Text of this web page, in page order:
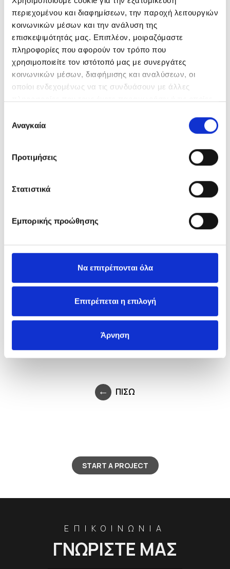
περιεχομένου και διαφημίσεων, την παροχή λειτουργιών
κοινωνικών μέσων και την ανάλυση της
επισκεψιμότητάς μας. Επιπλέον, μοιραζόμαστε
πληροφορίες που αφορούν τον τρόπο που
χρησιμοποιείτε τον ιστότοπό μας με συνεργάτες
κοινωνικών μέσων, διαφήμισης και αναλύσεων, οι
οποίοι ενδεχομένως να τις συνδυάσουν με άλλες
των υπηρεσιών τους.
συγκατάθεσης
Αναγκαία
Προτιμήσεις
Στατιστικά
Εμπορικής προώθησης
Να επιτρέπονται όλα
Επιτρέπεται η επιλογή
Άρνηση
ΑΛΛΕΣ ΔΗΜΟΣΙΕΥΣΕΙΣ
CASA VOGUE
ΠΙΣΩ
START A PROJECT
ΕΠΙΚΟΙΝΩΝΙΑ
ΓΝΩΡΙΣΤΕ ΜΑΣ